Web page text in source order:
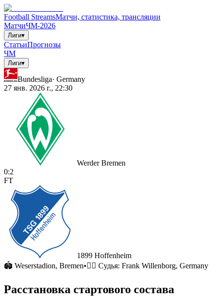
Football StreamsМатчи, статистика, трансляции
МатчиЧМ-2026
Лиги▾
СтатьиПрогнозы
ЧМ
Лиги▾
Bundesliga· Germany
27 янв. 2026 г., 22:30
Werder Bremen
0:2
FT
1899 Hoffenheim
🏟 Weserstadion, Bremen•🧑‍⚖️ Судья: Frank Willenborg, Germany
Расстановка стартового состава